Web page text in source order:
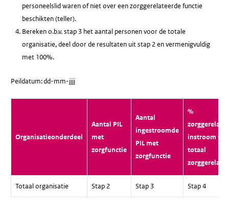
personeelslid waren of niet over een zorggerelateerde functie
beschikten (teller).
Bereken o.b.v. stap 3 het aantal personen voor de totale
organisatie, deel door de resultaten uit stap 2 en vermenigvuldig
met 100%.
Peildatum: dd-mm-jjjj
Organisatieonderdeel
Aantal PIL
met
zorgfunctie
Aantal
ingestroomde
PIL met
zorgfunctie
%
instroom
totaal
Totaal organisatie Stap 2 Stap 3 Stap 4